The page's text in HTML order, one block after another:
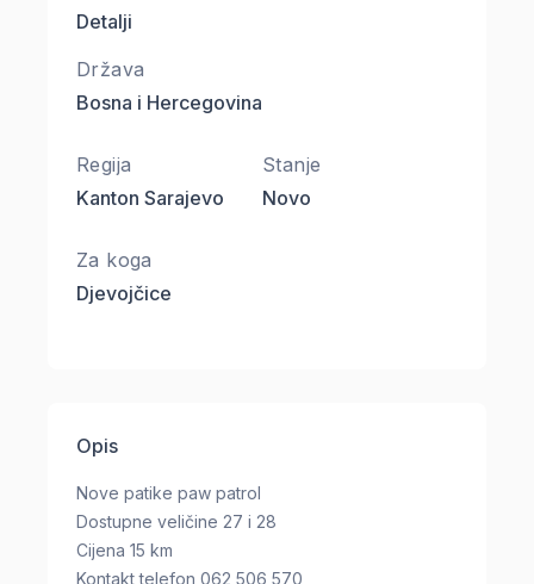
Detalji
Država
Bosna i Hercegovina
Regija
Kanton Sarajevo
Stanje
Novo
Za koga
Djevojčice
Opis
Nove patike paw patrol
Dostupne veličine 27 i 28
Cijena 15 km
Kontakt telefon 062 506 570